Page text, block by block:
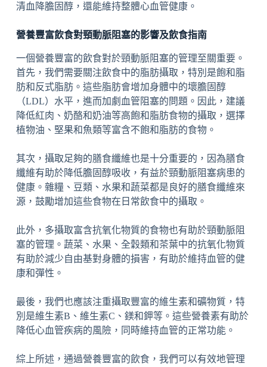
清血降膽固醇，還能維持整體心血管健康。
營養豐富飲食對頸動脈阻塞的影響及飲食指南
一個營養豐富的飲食對於頸動脈阻塞的管理至關重要。
首先，我們需要關注飲食中的脂肪攝取，特別是飽和脂
肪和反式脂肪。這些脂肪會增加身體中的壞膽固醇
（LDL）水平，進而加劇血管阻塞的問題。因此，建議
降低紅肉、奶酪和奶油等高飽和脂肪食物的攝取，選擇
植物油、堅果和魚類等富含不飽和脂肪的食物。
其次，攝取足夠的膳食纖維也是十分重要的，因為膳食
纖維有助於降低膽固醇吸收，有益於頸動脈阻塞病患的
健康。雜糧、豆類、水果和蔬菜都是良好的膳食纖維來
源，鼓勵增加這些食物在日常飲食中的攝取。
此外，多攝取富含抗氧化物質的食物也有助於頸動脈阻
塞的管理。蔬菜、水果、全穀類和茶葉中的抗氧化物質
有助於減少自由基對身體的損害，有助於維持血管的健
康和彈性。
最後，我們也應該注重攝取豐富的維生素和礦物質，特
別是維生素B、維生素C、鎂和鉀等。這些營養素有助於
降低心血管疾病的風險，同時維持血管的正常功能。
綜上所述，通過營養豐富的飲食，我們可以有效地管理